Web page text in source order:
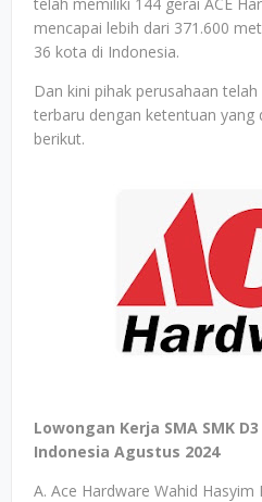
mencapai lebih dari 371.600
36 kota di Indonesia.
Dan kini pihak perusahaan
terbaru dengan ketentuan yang
berikut.
Lowongan Kerja SMA SMK
Indonesia Agustus 2024
A. Ace Hardware Wahid Hasyim